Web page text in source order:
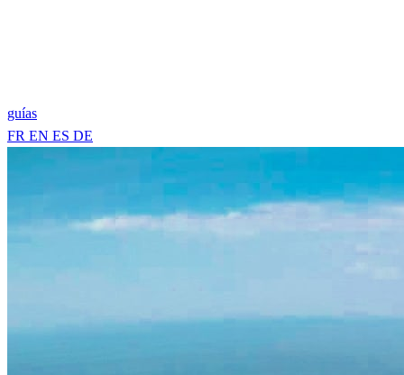
guías
FR EN ES DE